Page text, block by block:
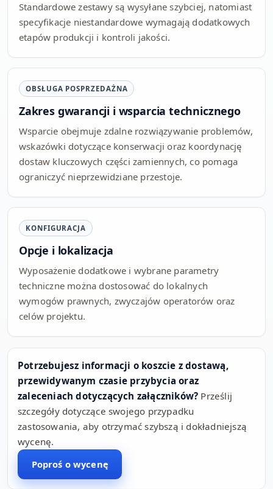
Standardowe zestawy są wysyłane szybciej, natomiast
specyfikacje niestandardowe wymagają dodatkowych
etapów produkcji i kontroli jakości.
OBSŁUGA POSPRZEDAŻNA
Zakres gwarancji i wsparcia technicznego
Wsparcie obejmuje zdalne rozwiązywanie problemów,
wskazówki dotyczące konserwacji oraz koordynację
dostaw kluczowych części zamiennych, co pomaga
ograniczyć nieprzewidziane przestoje.
KONFIGURACJA
Opcje i lokalizacja
Wyposażenie dodatkowe i wybrane parametry
techniczne można dostosować do lokalnych
wymogów prawnych, zwyczajów operatorów oraz
celów projektu.
Potrzebujesz informacji o koszcie z dostawą,
przewidywanym czasie przybycia oraz
zaleceniach dotyczących załączników? Prześlij
szczegóły dotyczące swojego przypadku
zastosowania, aby otrzymać szybszą i dokładniejszą
wycenę.
Poproś o wycenę